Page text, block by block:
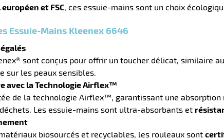
et FSC, ces essuie-mains sont un choix
Essuie-Mains Kleenex 6646
sont conçus pour offrir un toucher délicat, similaire
sur les peaux sensibles.
avec la Technologie Airflex™
de la technologie Airflex™, garantissant une
Les essuie-mains sont ultra-absorbants et
biosourcés et recyclables, les rouleaux sont